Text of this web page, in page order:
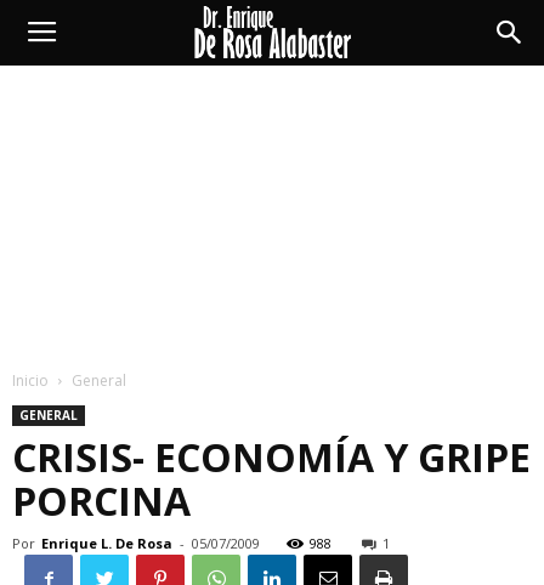
Enrique
Inicio General
GENERAL
CRISIS- ECONOMÍA Y GRIPE
PORCINA
Por Enrique L. De Rosa - 05/07/2009 988 1